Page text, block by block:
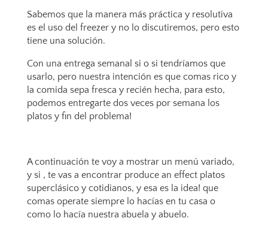
Sabemos que la manera más práctica y resolutiva
es el uso del freezer y no lo discutiremos, pero esto
tiene una solución.
Con una entrega semanal si o si tendríamos que
usarlo, pero nuestra intención es que comas rico y
la comida sepa fresca y recién hecha, para esto,
podemos entregarte dos veces por semana los
platos y fin del problema!
A continuación te voy a mostrar un menú variado,
y si , te vas a encontrar produce an effect platos
superclásico y cotidianos, y esa es la idea! que
comas operate siempre lo hacías en tu casa o
como lo hacía nuestra abuela y abuelo.